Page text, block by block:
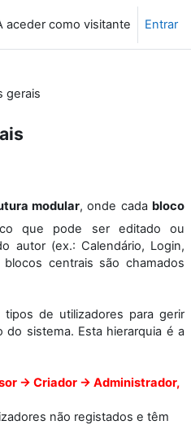
aceder como visitante Entrar
gerais
modular, onde cada bloco
que pode ser editado ou
autor (ex.: Calendário, Login,
centrais são chamados
de utilizadores para gerir
sistema. Esta hierarquia é a
-> Criador -> Administrador,
não registados e têm